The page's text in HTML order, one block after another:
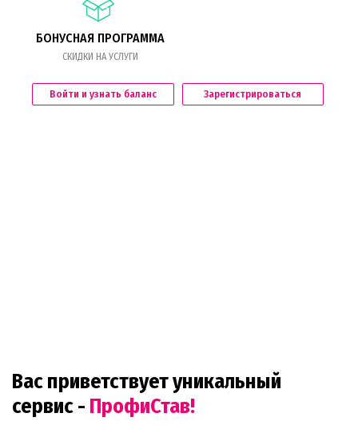
БОНУСНАЯ ПРОГРАММА
СКИДКИ НА УСЛУГИ
Войти и узнать баланс Зарегистрироваться
Вас приветствует уникальный
сервис - ПрофиСтав!